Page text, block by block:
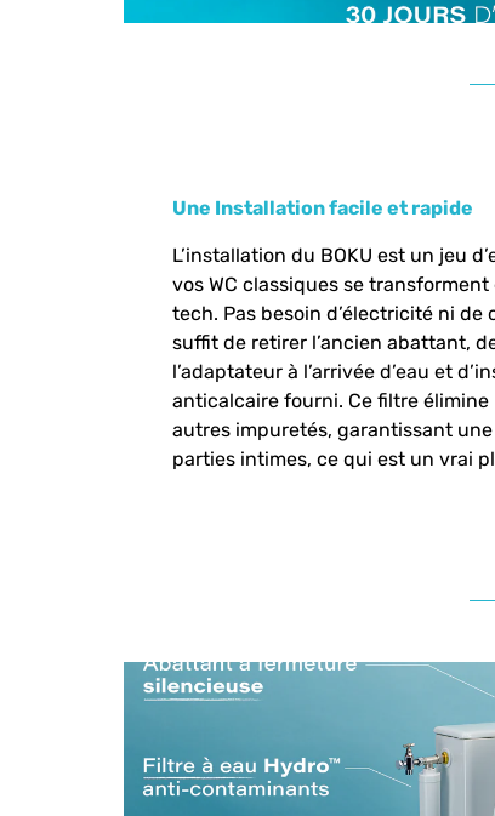
Une Installation facile et rapide
L’installation du BOKU est un jeu
vos WC classiques se
tech. Pas besoin d’électricité ni
suffit de retirer l’ancien abattant,
l’adaptateur à l’arrivée d’eau et
anticalcaire fourni. Ce filtre
autres impuretés, garantissant
parties intimes​, ce qui est un vrai